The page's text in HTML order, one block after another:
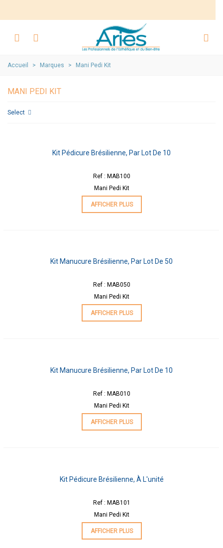
Accueil > Marques > Mani Pedi Kit
MANI PEDI KIT
Select
Kit Pédicure Brésilienne, Par Lot De 10
Ref : MAB100
Mani Pedi Kit
AFFICHER PLUS
Kit Manucure Brésilienne, Par Lot De 50
Ref : MAB050
Mani Pedi Kit
AFFICHER PLUS
Kit Manucure Brésilienne, Par Lot De 10
Ref : MAB010
Mani Pedi Kit
AFFICHER PLUS
Kit Pédicure Brésilienne, À L'unité
Ref : MAB101
Mani Pedi Kit
AFFICHER PLUS